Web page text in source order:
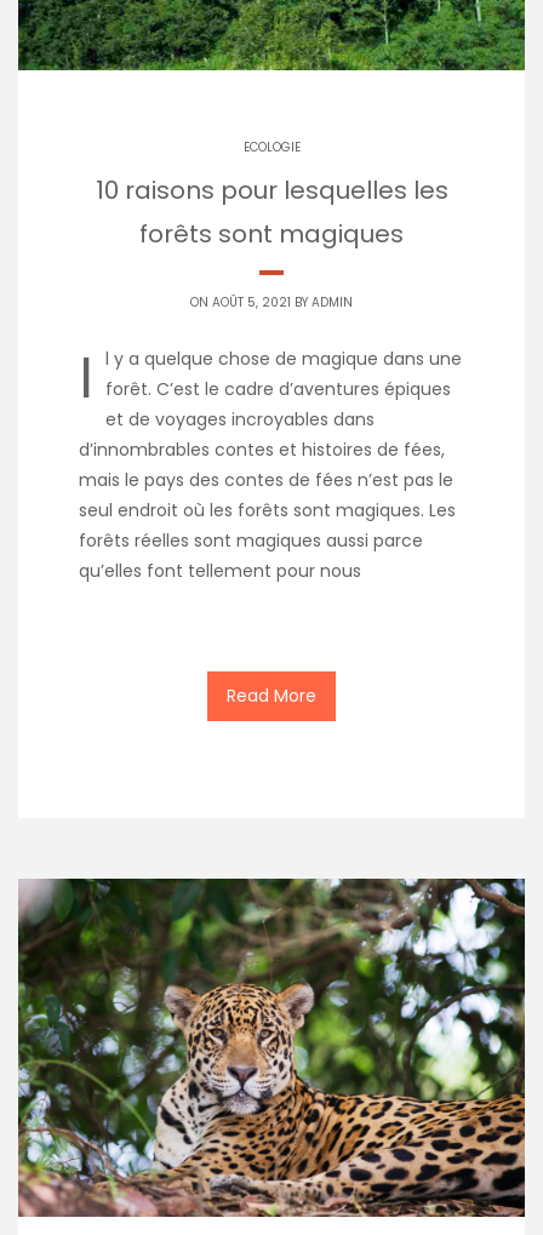
ECOLOGIE
10 raisons pour lesquelles les
forêts sont magiques
ON AOÛT 5, 2021 BY ADMIN
I
l y a quelque chose de magique dans une
forêt. C’est le cadre d’aventures épiques
et de voyages incroyables dans
d’innombrables contes et histoires de fées,
mais le pays des contes de fées n’est pas le
seul endroit où les forêts sont magiques. Les
forêts réelles sont magiques aussi parce
qu’elles font tellement pour nous
Read More